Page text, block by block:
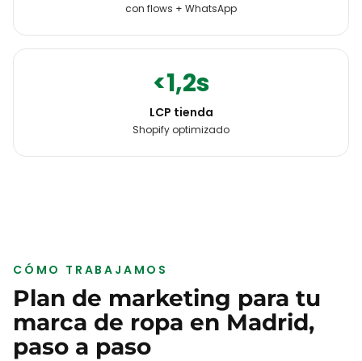
con flows + WhatsApp
<1,2s
LCP tienda
Shopify optimizado
CÓMO TRABAJAMOS
Plan de marketing para tu
marca de ropa en Madrid,
paso a paso